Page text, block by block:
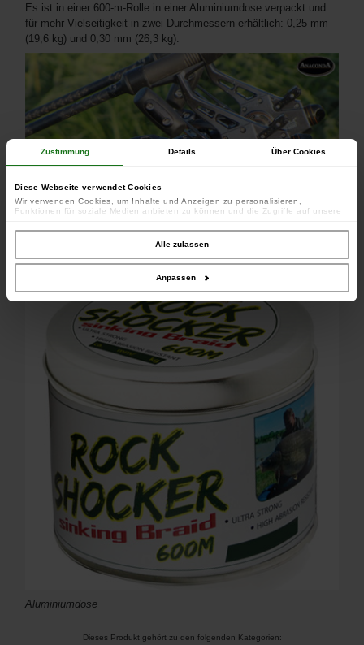
Zustimmung Details Über Cookies
Diese Webseite verwendet Cookies
Wir verwenden Cookies, um Inhalte und Anzeigen zu personalisieren,
Funktionen für soziale Medien anbieten zu können und die Zugriffe auf unsere
unserer Website an unsere Partner für soziale Medien, Werbung und Analysen
weiter. Unsere Partner führen diese Informationen möglicherweise mit weiteren
Daten zusammen, die Sie ihnen bereitgestellt haben oder die sie im Rahmen
Ihrer Nutzung der Dienste gesammelt haben.
Alle zulassen
Anpassen
Es ist in einer 600-m-Rolle in einer Aluminiumdose verpackt und
für mehr Vielseitigkeit in zwei Durchmessern erhältlich: 0,25 mm
(19,6 kg) und 0,30 mm (26,3 kg).
Aluminiumdose
Dieses Produkt gehört zu den folgenden Kategorien: